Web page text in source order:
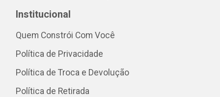
Institucional
Quem Constrói Com Você
Política de Privacidade
Política de Troca e Devolução
Política de Retirada